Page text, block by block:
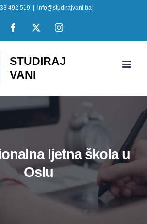
492 519 info@studirajvani.ba
Facebook
X Instagram
ljetna škola u
Oslu